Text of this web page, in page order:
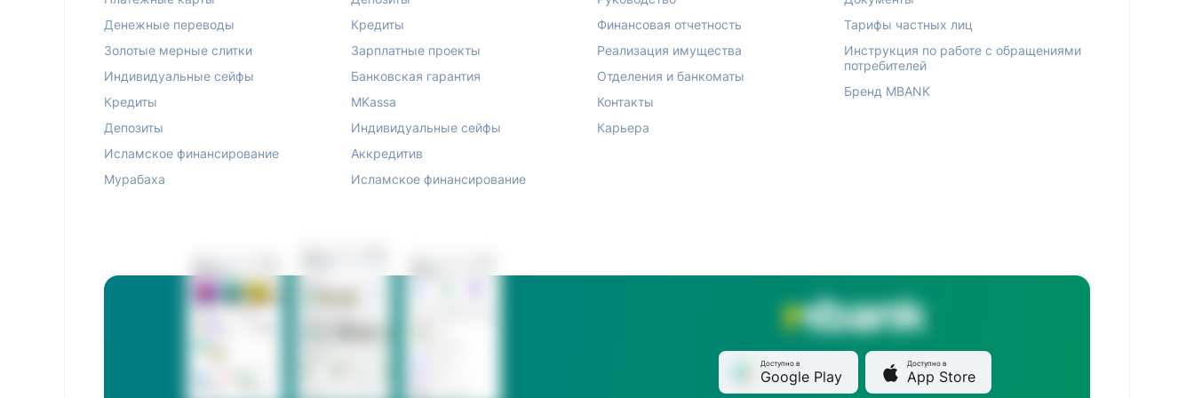
Денежные переводы
Золотые мерные слитки
Индивидуальные сейфы
Кредиты
Депозиты
Исламское финансирование
Мурабаха
Кредиты
Зарплатные проекты
Банковская гарантия
MKassa
Индивидуальные сейфы
Аккредитив
Исламское финансирование
Финансовая отчетность
Реализация имущества
Отделения и банкоматы
Контакты
Карьера
Тарифы частных лиц
Инструкция по работе с обращениями
потребителей
Бренд MBANK
Доступно в
Google Play
Доступно в
App Store